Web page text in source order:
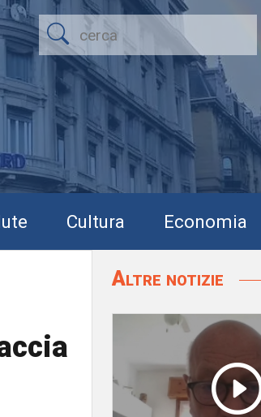
Cultura Economia
Altre notizie